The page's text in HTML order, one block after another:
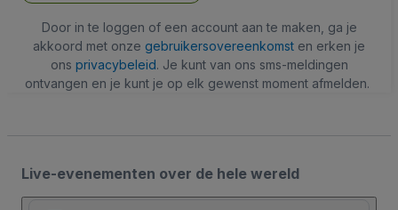
Door in te loggen of een account aan te maken, ga je
akkoord met onze gebruikersovereenkomst en erken je
ons privacybeleid. Je kunt van ons sms-meldingen
ontvangen en je kunt je op elk gewenst moment afmelden.
Live-evenementen over de hele wereld